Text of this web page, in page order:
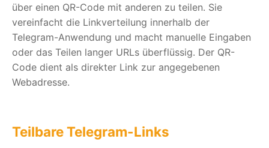
über einen QR-Code mit anderen zu teilen. Sie
vereinfacht die Linkverteilung innerhalb der
Telegram-Anwendung und macht manuelle Eingaben
oder das Teilen langer URLs überflüssig. Der QR-
Code dient als direkter Link zur angegebenen
Webadresse.
Teilbare Telegram-Links